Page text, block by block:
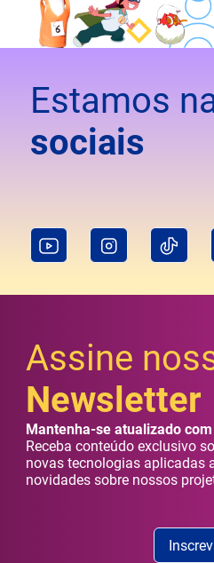
Estamos
sociais
Assine
Newsletter
Mantenha-se atualizado
Receba conteúdo exclusivo
novas tecnologias aplicadas
novidades sobre nossos